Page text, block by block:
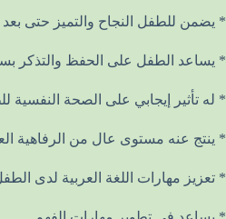
* يضمن للطفل النجاح والتميز حتى
* يساعد الطفل على الحفظ والتذكر
* له تأثير إيجابي على الصحة النفسية
* ينتج عنه مستوى عال من الرفاهية
* تعزيز مهارات اللغة العربية لدى